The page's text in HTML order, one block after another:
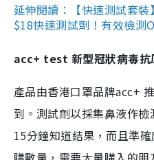
延伸閱讀：【快速測試套
$18快速測試劑！有效檢
acc+ test 新型冠狀病毒抗
產品由香港口罩品牌acc+
到。測試劑以採集鼻液作
15分鐘知道結果，而且準